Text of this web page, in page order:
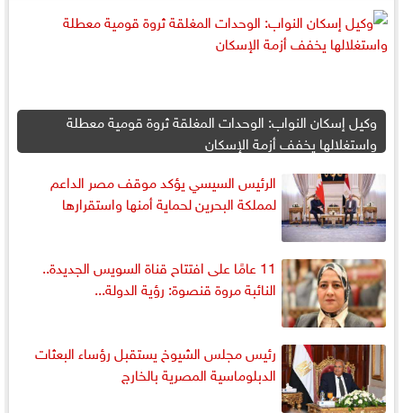
وكيل إسكان النواب: الوحدات المغلقة ثروة قومية معطلة
واستغلالها يخفف أزمة الإسكان
الرئيس السيسي يؤكد موقف مصر الداعم
لمملكة البحرين لحماية أمنها واستقرارها
11 عامًا على افتتاح قناة السويس الجديدة..
النائبة مروة قنصوة: رؤية الدولة...
رئيس مجلس الشيوخ يستقبل رؤساء البعثات
الدبلوماسية المصرية بالخارج